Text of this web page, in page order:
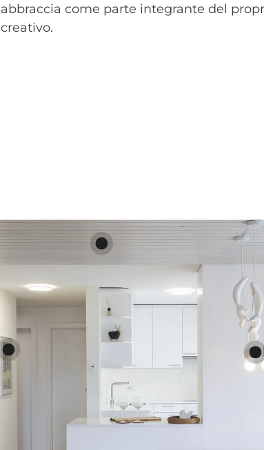
abbraccia come parte integrante del
creativo.